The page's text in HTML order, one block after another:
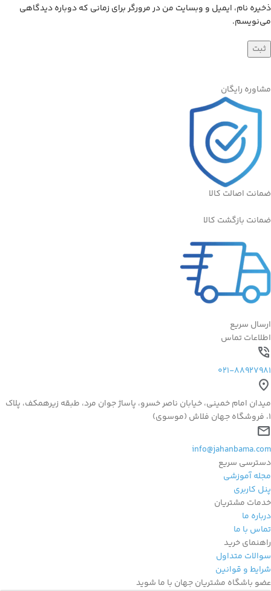
ذخیره نام، ایمیل و وبسایت من در مرورگر برای زمانی که دوباره دیدگاهی
می‌نویسم.
مشاوره رایگان
ضمانت اصالت کالا
ضمانت بازگشت کالا
ارسال سریع
اطلاعات تماس
021-88927981
میدان امام خمینی، خیابان ناصر خسرو، پاساژ جوان مرد، طبقه زیرهمکف، پلاک
1، فروشگاه جهان فلاش (موسوی)
info@jahanbama.com
دسترسی سریع
مجله آموزشی
پنل کاربری
خدمات مشتریان
درباره ما
تماس با ما
راهنمای خرید
سوالات متداول
شرایط و قوانین
عضو باشگاه مشتریان جهان با ما شوید